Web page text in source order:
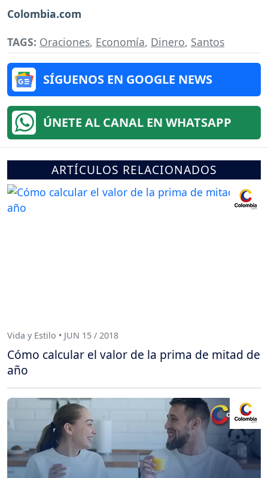
Colombia.com
TAGS: Oraciones, Economía, Dinero, Santos
SÍGUENOS EN GOOGLE NEWS
ÚNETE AL CANAL EN WHATSAPP
ARTÍCULOS RELACIONADOS
Vida y Estilo • JUN 15 / 2018
Cómo calcular el valor de la prima de mitad de
año